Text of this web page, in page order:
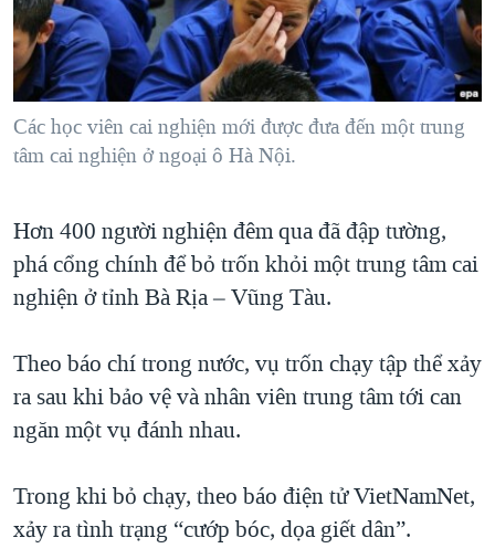
"Tìm"NGƯỜI VIỆT HẢI NGOẠI
ĐỜI SỐNG
KINH TẾ
KHOA HỌC
VĂN HOÁ
THỂ THAO
GIÁO DỤC
TẠI
HÀNH TRÌNH BẦU CỬ 2024
MỘT NĂM CHIẾN TRANH TẠI DẢI GAZA
GIẢI MÃ VÀNH ĐAI & CON ĐƯỜNG
NGÀY TỊ NẠN THẾ GIỚI
GROUND ZERO – XƯA VÀ NAY
THƯỢNG ĐỈNH TRUMP-KIM TẠI VIỆT NAM
TRỊNH VĨNH BÌNH VS. CHÍNH PHỦ VIỆT NAM
NGƯ DÂN VIỆT VÀ LÀN SÓNG TRỘM HẢI SÂM
QUAN HỆ VIỆT MỸ
VIDEO
NGHE
MẠNG XÃ HỘI
Ngôn ngữ khác
Các học viên cai nghiện mới được đưa đến một trung
tâm cai nghiện ở ngoại ô Hà Nội.
Hơn 400 người nghiện đêm qua đã đập tường,
phá cổng chính để bỏ trốn khỏi một trung tâm cai
nghiện ở tỉnh Bà Rịa – Vũng Tàu.
Theo báo chí trong nước, vụ trốn chạy tập thể xảy
ra sau khi bảo vệ và nhân viên trung tâm tới can
ngăn một vụ đánh nhau.
Trong khi bỏ chạy, theo báo điện tử VietNamNet,
xảy ra tình trạng “cướp bóc, dọa giết dân”.